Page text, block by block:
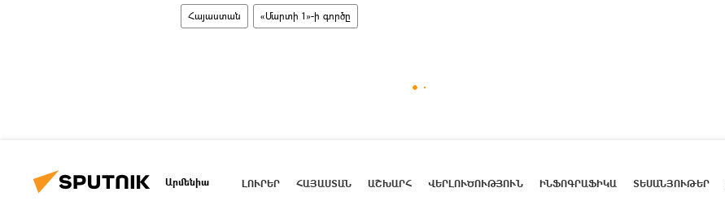
Հայաստան «Մարտի 1»-ի գործը
Արմենիա ԼՈՒՐԵՐ ՀԱՅԱՍՏԱՆ ԱՇԽԱՐՀ ՎԵՐԼՈՒԾՈՒԹՅՈՒՆ ԻՆՖՈԳՐԱՖԻԿԱ ՏԵՍԱՆՅՈՒԹԵՐ